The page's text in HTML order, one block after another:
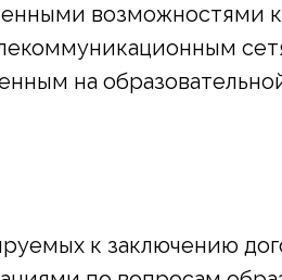
возможностями к
на
к заключению